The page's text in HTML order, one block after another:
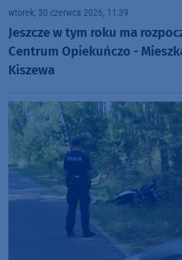
wtorek, 30 czerwca 2026, 11:39
Jeszcze w tym roku ma
Centrum Opiekuńczo -
Kiszewa